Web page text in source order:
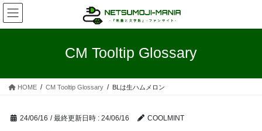
コ
ン
テ
ス
ナ
ビ
ゲ
ン
CM Tooltip Glossary
HOME CM Tooltip Glossary BLは生ハムメロン
24/06/16 / 最終更新日時 : 24/06/16 COOLMINT